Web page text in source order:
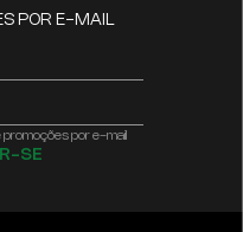
POR E-MAIL
SE
por e-mail